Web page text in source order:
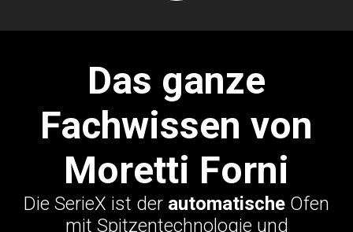
Das ganze
Fachwissen von
Moretti Forni
Die SerieX ist der automatische Ofen
mit Spitzentechnologie und